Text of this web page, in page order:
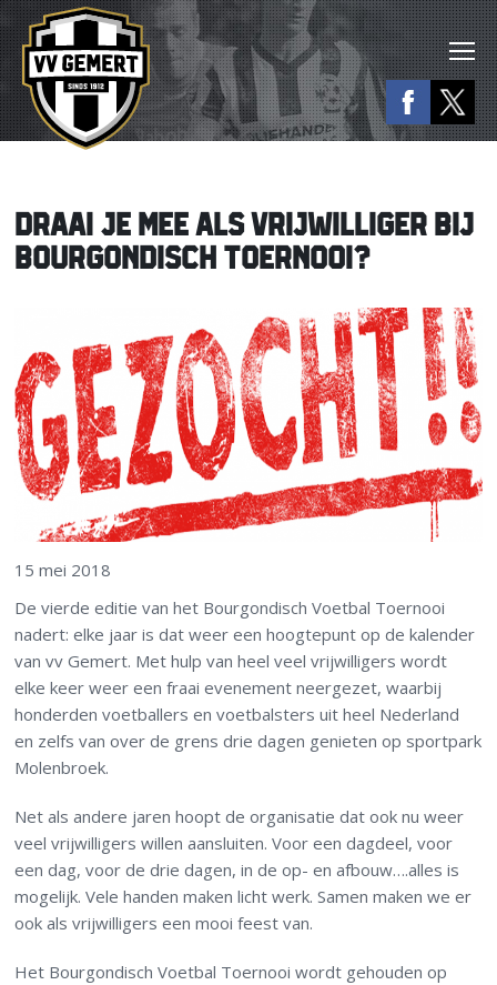
DRAAI JE MEE ALS VRIJWILLIGER BIJ
BOURGONDISCH TOERNOOI?
15 mei 2018
De vierde editie van het Bourgondisch Voetbal Toernooi
nadert: elke jaar is dat weer een hoogtepunt op de kalender
van vv Gemert. Met hulp van heel veel vrijwilligers wordt
elke keer weer een fraai evenement neergezet, waarbij
honderden voetballers en voetbalsters uit heel Nederland
en zelfs van over de grens drie dagen genieten op sportpark
Molenbroek.
Net als andere jaren hoopt de organisatie dat ook nu weer
veel vrijwilligers willen aansluiten. Voor een dagdeel, voor
een dag, voor de drie dagen, in de op- en afbouw….alles is
mogelijk. Vele handen maken licht werk. Samen maken we er
ook als vrijwilligers een mooi feest van.
Het Bourgondisch Voetbal Toernooi wordt gehouden op